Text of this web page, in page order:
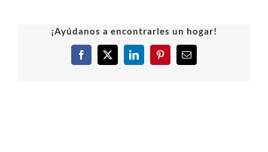
¡Ayúdanos a encontrarles un hogar!
Facebook
X LinkedInPinterestCorreo